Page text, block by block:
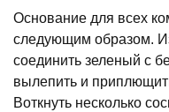
Основание для всех
следующим образом.
соединить зеленый с
вылепить и
Воткнуть несколько